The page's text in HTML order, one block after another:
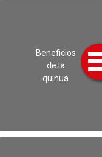
Beneficios
de la
quinua